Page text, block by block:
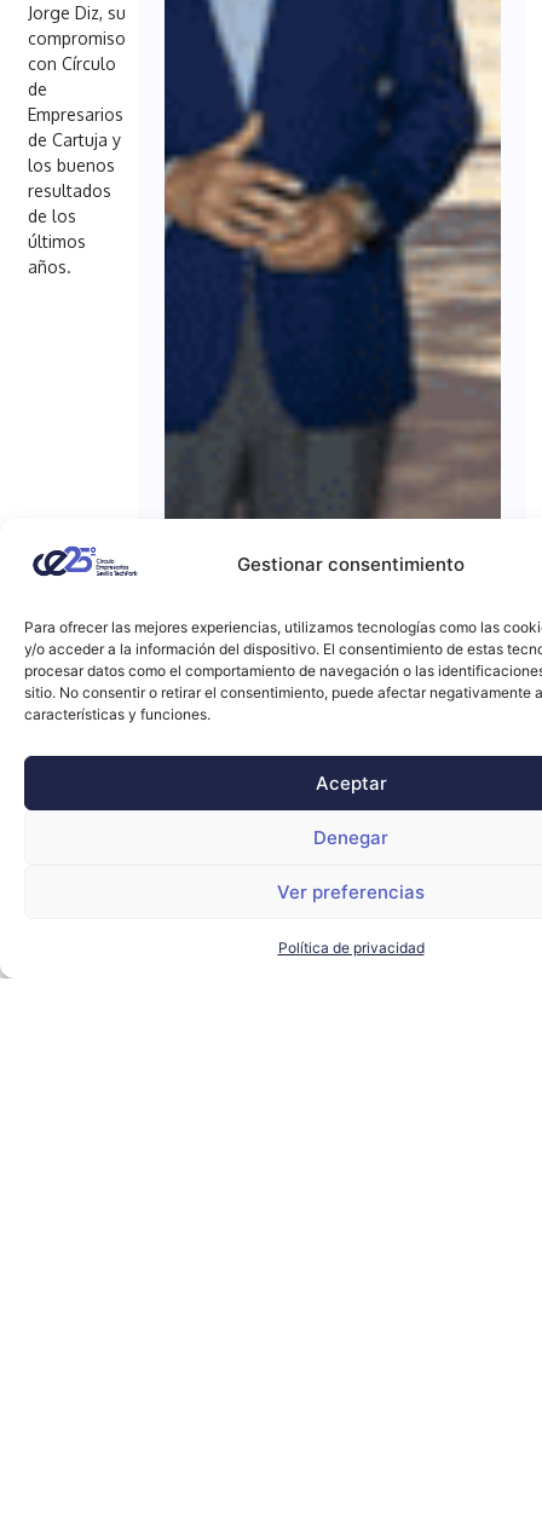
Gestionar consentimiento
Para ofrecer las mejores experiencias, utilizamos tecnologías como las
y/o acceder a la información del dispositivo. El consentimiento de estas
procesar datos como el comportamiento de navegación o las
sitio. No consentir o retirar el consentimiento, puede afectar negativamente
características y funciones.
Aceptar
Denegar
Ver preferencias
Política de privacidad
Jorge Diz, su
compromiso
con Círculo
de
Empresarios
de Cartuja y
los buenos
resultados
de los
últimos
años.